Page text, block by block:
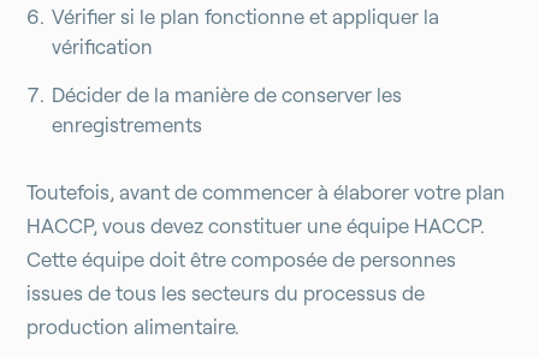
Vérifier si le plan fonctionne et appliquer la
vérification
Décider de la manière de conserver les
enregistrements
Toutefois, avant de commencer à élaborer votre plan
HACCP, vous devez constituer une équipe HACCP.
Cette équipe doit être composée de personnes
issues de tous les secteurs du processus de
production alimentaire.